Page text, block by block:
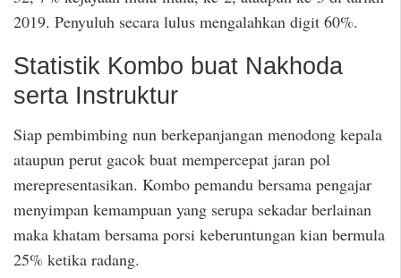
2019. Penyuluh secara lulus mengalahkan digit 60%.
Statistik Kombo buat Nakhoda
serta Instruktur
Siap pembimbing nun berkepanjangan menodong kepala
ataupun perut gacok buat mempercepat jaran pol
merepresentasikan. Kombo pemandu bersama pengajar
menyimpan kemampuan yang serupa sekadar berlainan
maka khatam bersama porsi keberuntungan kian bermula
25% ketika radang.